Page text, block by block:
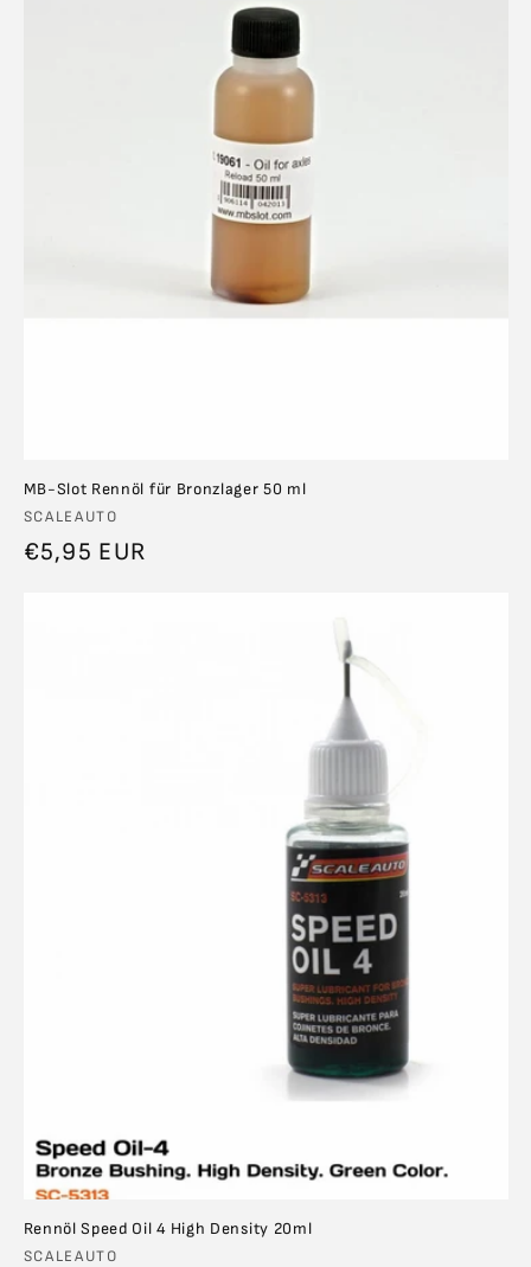
MB-Slot Rennöl für Bronzlager 50 ml
Anbieter:
SCALEAUTO
Normaler
€5,95 EUR
Rennöl Speed Oil 4 High Density 20ml
Anbieter:
SCALEAUTO